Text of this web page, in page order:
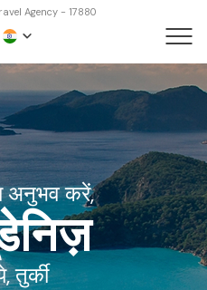
Agency - 17880
अनुभव करें,
तुर्की